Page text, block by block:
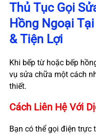
Thủ Tục Gọi
Hồng Ngoại
& Tiện Lợi
Khi bếp từ hoặc bếp
vụ sửa chữa một cách
thiết.
Cách Liên Hệ Với
Bạn có thể gọi điện trực